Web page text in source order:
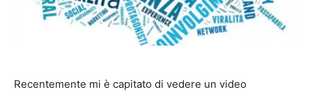
Recentemente mi è capitato di vedere un video